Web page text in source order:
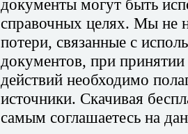
документы могут быть
справочных целях. Мы не
потери, связанные с
документов, при
действий необходимо
источники. Скачивая
самым соглашаетесь на